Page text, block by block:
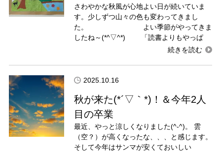
さわやかな秋風が心地よい日が続いていま
す。少しずつ山々の色も変わってきまし
た。 よい季節がやってきま
したね～(*^▽^*) 「読書よりもやっぱ
2025.10.16
秋が来た(*´▽｀*)！＆今年2人
目の卒業
最近、やっと涼しくなりました(^-^)。 雲
（空？）が高くなったな、、、と感じます。
そして今年はサンマが安くておいしい